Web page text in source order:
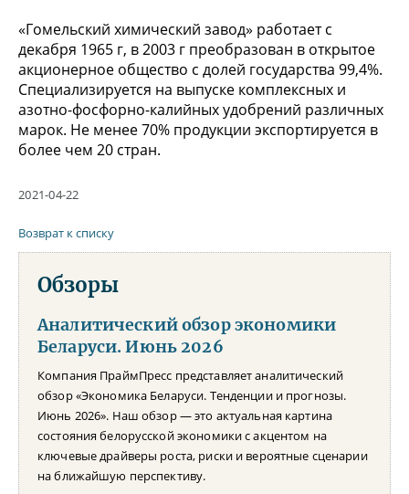
«Гомельский химический завод» работает с
декабря 1965 г, в 2003 г преобразован в открытое
акционерное общество с долей государства 99,4%.
Специализируется на выпуске комплексных и
азотно-фосфорно-калийных удобрений различных
марок. Не менее 70% продукции экспортируется в
более чем 20 стран.
2021-04-22
Возврат к списку
Обзоры
Аналитический обзор экономики
Беларуси. Июнь 2026
Компания ПраймПресс представляет аналитический
обзор «Экономика Беларуси. Тенденции и прогнозы.
Июнь 2026». Наш обзор — это актуальная картина
состояния белорусской экономики с акцентом на
ключевые драйверы роста, риски и вероятные сценарии
на ближайшую перспективу.